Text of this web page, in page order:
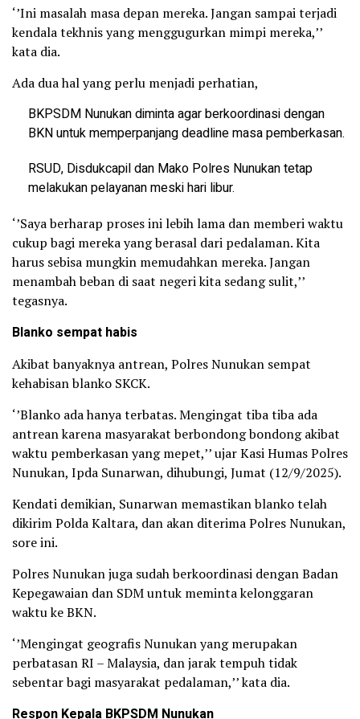
‘’Ini masalah masa depan mereka. Jangan sampai terjadi
kendala tekhnis yang menggugurkan mimpi mereka,’’
kata dia.
Ada dua hal yang perlu menjadi perhatian,
BKPSDM Nunukan diminta agar berkoordinasi dengan
BKN untuk memperpanjang deadline masa pemberkasan.
RSUD, Disdukcapil dan Mako Polres Nunukan tetap
melakukan pelayanan meski hari libur.
‘’Saya berharap proses ini lebih lama dan memberi waktu
cukup bagi mereka yang berasal dari pedalaman. Kita
harus sebisa mungkin memudahkan mereka. Jangan
menambah beban di saat negeri kita sedang sulit,’’
tegasnya.
Blanko sempat habis
Akibat banyaknya antrean, Polres Nunukan sempat
kehabisan blanko SKCK.
‘’Blanko ada hanya terbatas. Mengingat tiba tiba ada
antrean karena masyarakat berbondong bondong akibat
waktu pemberkasan yang mepet,’’ ujar Kasi Humas Polres
Nunukan, Ipda Sunarwan, dihubungi, Jumat (12/9/2025).
Kendati demikian, Sunarwan memastikan blanko telah
dikirim Polda Kaltara, dan akan diterima Polres Nunukan,
sore ini.
Polres Nunukan juga sudah berkoordinasi dengan Badan
Kepegawaian dan SDM untuk meminta kelonggaran
waktu ke BKN.
‘’Mengingat geografis Nunukan yang merupakan
perbatasan RI – Malaysia, dan jarak tempuh tidak
sebentar bagi masyarakat pedalaman,’’ kata dia.
Respon Kepala BKPSDM Nunukan